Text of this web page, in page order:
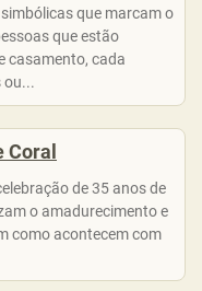
que marcam o
que estão
casamento, cada
ou...
Coral
de 35 anos de
o amadurecimento e
como acontecem com